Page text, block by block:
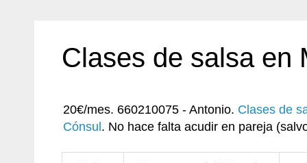
Clases de salsa en
20€/mes. 660210075 - Antonio. Clases de
Cónsul . No hace falta acudir en pareja